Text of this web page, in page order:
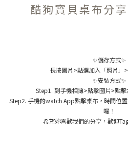
酷狗寶貝桌布分
✨儲存方式✨
長按圖片>點選加入「照片」
✨安裝方式✨
Step1. 到手機相簿>點擊圖片>點
Step2. 手機的watch App點擊桌布，時間位
囉！
希望妳喜歡我們的分享，歡迎